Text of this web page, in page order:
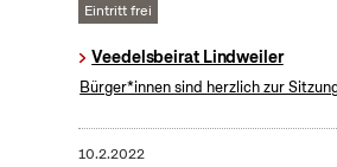
Eintritt frei
Veedelsbeirat Lindweiler
Bürger*innen sind herzlich zur
10.2.2022